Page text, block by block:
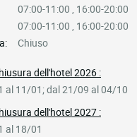
07:00-11:00 , 16:00-20:00
07:00-11:00 , 16:00-20:00
Chiuso
dell'hotel 2026 :
al 11/01; dal 21/09 al 04/10
dell'hotel 2027 :
al 18/01